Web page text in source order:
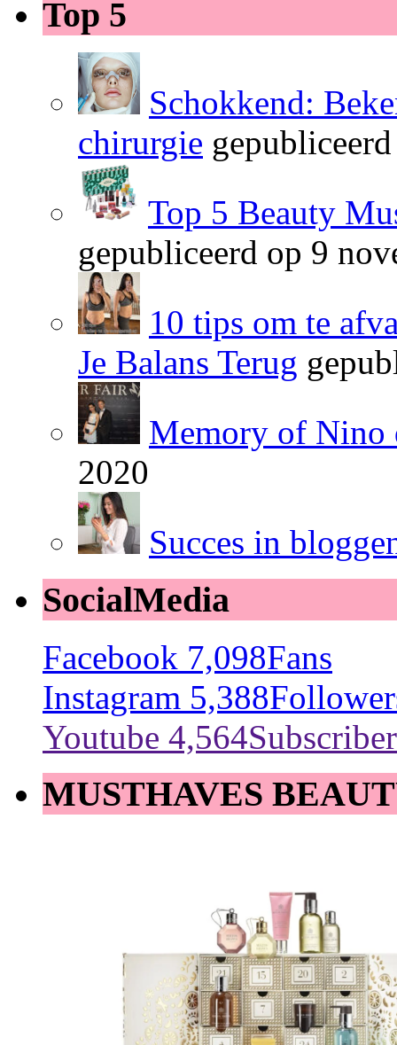
Top 5
Schokkend:
chirurgie
Top 5 Beauty
gepubliceerd op 9
10 tips om te
Je Balans Terug
Memory of Nino
2020
Succes in
SocialMedia
Facebook 7,098Fans
Instagram 5,388
Youtube 4,564Subscriber
MUSTHAVES